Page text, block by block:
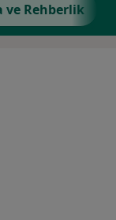
ve Rehberlik